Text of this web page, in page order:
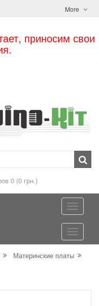
More
приносим свои
0 (0 грн.)
Материнские платы